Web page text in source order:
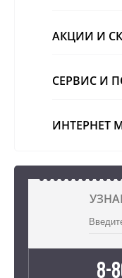
АКЦИИ И
СЕРВИС И
ИНТЕРНЕТ
8-